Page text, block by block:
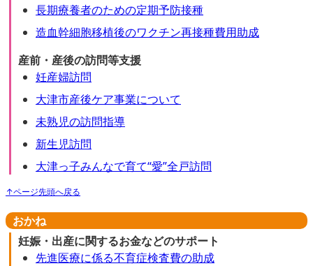
長期療養者のための定期予防接種
造血幹細胞移植後のワクチン再接種費用助成
産前・産後の訪問等支援
妊産婦訪問
大津市産後ケア事業について
未熟児の訪問指導
新生児訪問
大津っ子みんなで育て“愛”全戸訪問
↑ページ先頭へ戻る
おかね
妊娠・出産に関するお金などのサポート
先進医療に係る不育症検査費の助成